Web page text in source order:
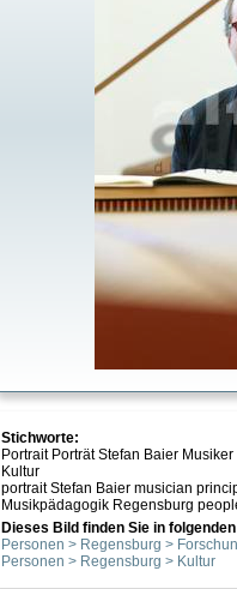
Stichworte:
Portrait Porträt Stefan Baier
Kultur
portrait Stefan Baier musician
Musikpädagogik Regensburg
Dieses Bild finden Sie in
Personen > Regensburg >
Personen > Regensburg > Kultur